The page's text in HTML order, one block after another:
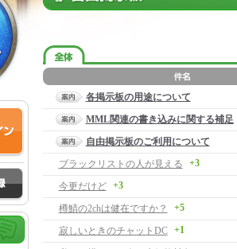
各掲示板の用途について
MML関連の書き込みに関する補足
自由掲示板のご利用について
ブラックリストの人が見える
+3
今更だけど +3
樽鯖の2chは健在ですか？ +5
寂しいときのチャットDC +1